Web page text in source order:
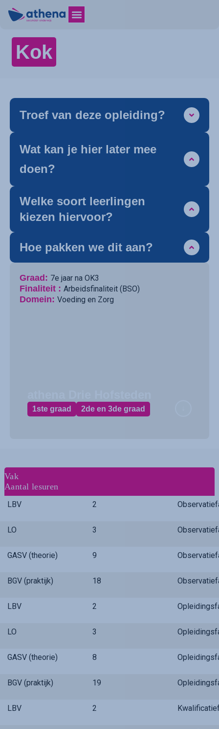
Kok
Troef van deze opleiding?
Wat kan je hier later mee
doen?
Welke soort leerlingen
kiezen hiervoor?
Hoe pakken we dit aan?
Graad: 7e jaar na OK3
Finaliteit : Arbeidsfinaliteit (BSO)
Domein: Voeding en Zorg
1ste graad 2de en 3de graad
Vak
Aantal lesuren
LBV 2
LO 3
GASV (theorie) 9
BGV (praktijk) 18
LBV 2
LO 3
GASV (theorie) 8
BGV (praktijk) 19
LBV 2